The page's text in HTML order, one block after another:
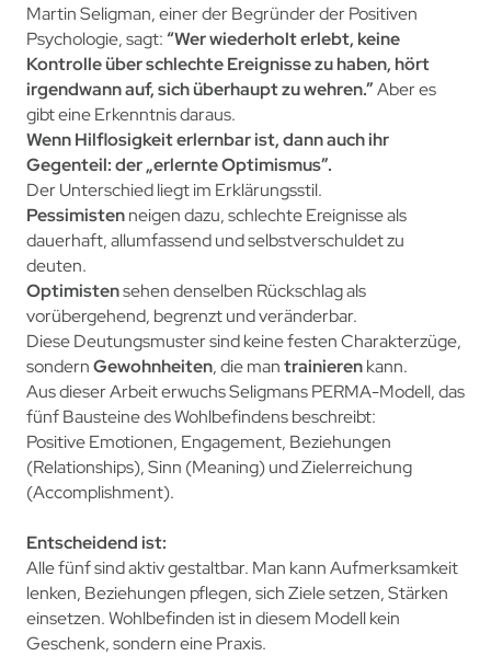
Martin Seligman, einer der Begründer der Positiven
Psychologie, sagt:“Wer wiederholt erlebt, keine
Kontrolle über schlechte Ereignisse zu haben, hört
irgendwann auf, sich überhaupt zu wehren.”Aber es
gibt eine Erkenntnis daraus.
Wenn Hilflosigkeit erlernbar ist, dann auch ihr
Gegenteil: der „erlernte Optimismus”.
Der Unterschied liegt im Erklärungsstil.
Pessimistenneigen dazu, schlechte Ereignisse als
dauerhaft, allumfassend und selbstverschuldet zu
deuten.
Optimistensehen denselben Rückschlag als
vorübergehend, begrenzt und veränderbar.
Diese Deutungsmuster sind keine festen Charakterzüge,
sondernGewohnheiten, die mantrainierenkann.
Aus dieser Arbeit erwuchs Seligmans PERMA-Modell, das
fünf Bausteine des Wohlbefindens beschreibt:
Positive Emotionen, Engagement, Beziehungen
(Relationships), Sinn (Meaning) und Zielerreichung
(Accomplishment).
Entscheidend ist:
Alle fünf sind aktiv gestaltbar. Man kann Aufmerksamkeit
lenken, Beziehungen pflegen, sich Ziele setzen, Stärken
einsetzen. Wohlbefinden ist in diesem Modell kein
Geschenk, sondern eine Praxis.